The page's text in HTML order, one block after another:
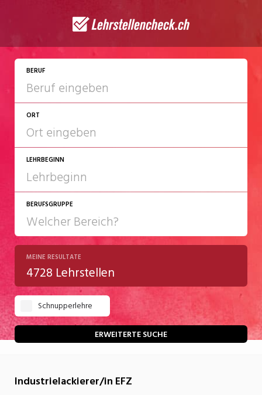
BERUF
ORT
LEHRBEGINN
2027
2028
BERUFSGRUPPE
Chemie/Pharma
Gastgewerbe
Gesundheit/Pflege/Soziales
Handwerk/Technik
Kultur
MEINE RESULTATE
4728 Lehrstellen
Schnupperlehre
ERWEITERTE SUCHE
Industrielackierer/in EFZ